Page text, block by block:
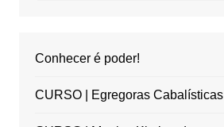
Conhecer é poder!
CURSO | Egregoras Cabalísticas